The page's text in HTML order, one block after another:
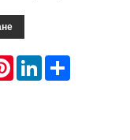
PinterestLinkedIn